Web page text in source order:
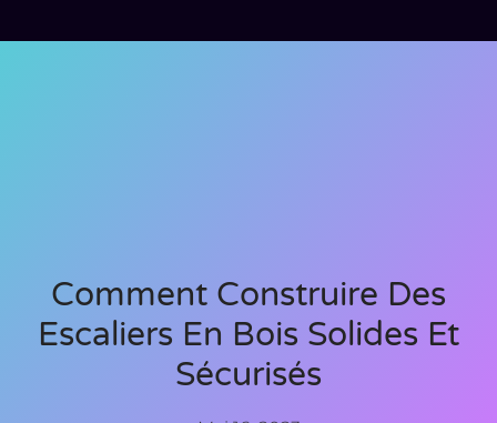
Comment Construire Des
Escaliers En Bois Solides Et
Sécurisés